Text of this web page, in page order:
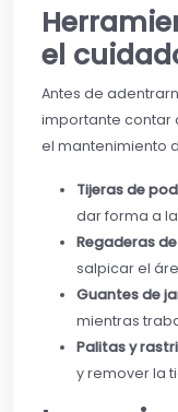
el
Antes de
importante contar
el mantenimiento
Tijeras de
dar forma a
Regaderas
salpicar el
Guantes de
mientras
Palitas y
y remover la